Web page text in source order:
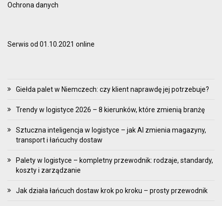
Ochrona danych
Serwis od 01.10.2021 online
Giełda palet w Niemczech: czy klient naprawdę jej potrzebuje?
Trendy w logistyce 2026 – 8 kierunków, które zmienią branżę
Sztuczna inteligencja w logistyce – jak AI zmienia magazyny,
transport i łańcuchy dostaw
Palety w logistyce – kompletny przewodnik: rodzaje, standardy,
koszty i zarządzanie
Jak działa łańcuch dostaw krok po kroku – prosty przewodnik